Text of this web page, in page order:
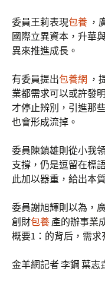
委員王莉表現包養 ，
國際立異資本，升華
異來推進成長。
有委員提出包養網 ，
業都需求可以或許發
才停止辨別，引進那
也會形成流掉。
委員陳鎮雄則從小我
支撐，仍是逗留在標
此加以器重，給出本
委員謝旭輝則以為，
創財包養 產的辦事業
概要1：的背后，需求
金羊網記者 李鋼 葉志